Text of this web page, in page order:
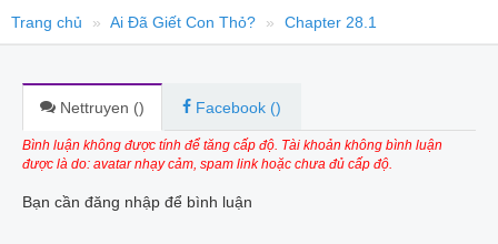
Trang chủ Ai Đã Giết Con Thỏ? Chapter 28.1
Nettruyen () Facebook ()
Bình luận không được tính để tăng cấp độ. Tài khoản không bình luận
được là do: avatar nhạy cảm, spam link hoặc chưa đủ cấp độ.
Bạn cần đăng nhập để bình luận